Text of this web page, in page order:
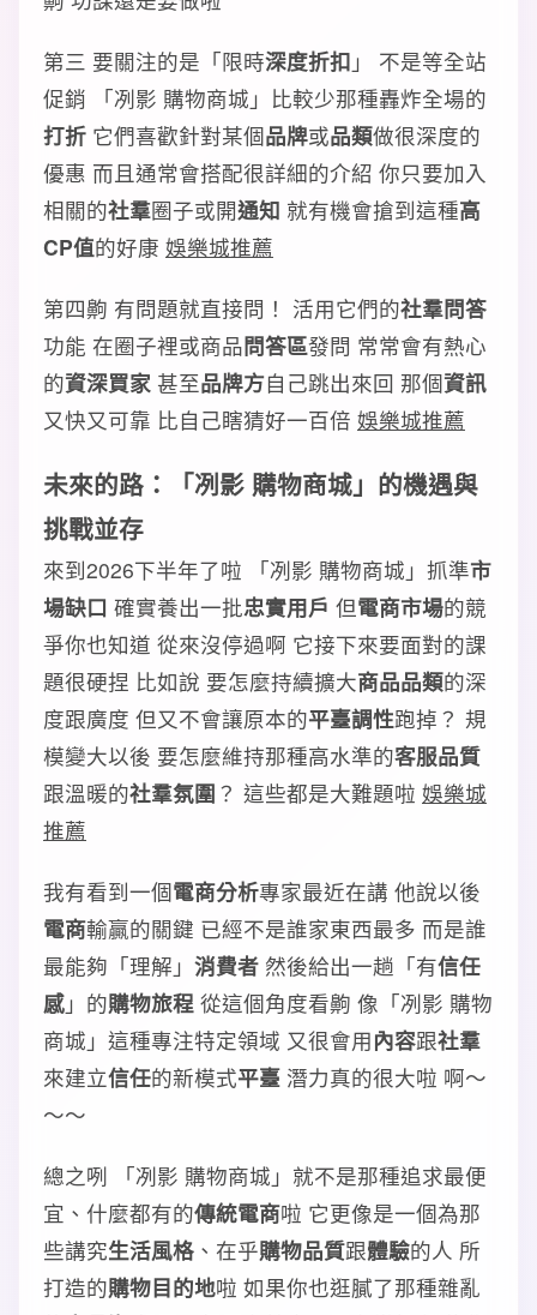
第三 要關注的是「限時深度折扣 」 不是等全站
促銷 「冽影 購物商城」比較少那種轟炸全場的
打折 它們喜歡針對某個品牌或品類做很深度的
優惠 而且通常會搭配很詳細的介紹 你只要加入
相關的社羣圈子或開通知 就有機會搶到這種高
CP值的好康 娛樂城推薦
第四齁 有問題就直接問！ 活用它們的社羣問答
功能 在圈子裡或商品問答區發問 常常會有熱心
的資深買家 甚至品牌方自己跳出來回 那個資訊
又快又可靠 比自己瞎猜好一百倍 娛樂城推薦
未來的路：「冽影 購物商城」的機遇與
挑戰並存
來到2026下半年了啦 「冽影 購物商城」抓準市
場缺口 確實養出一批忠實用戶 但電商市場的競
爭你也知道 從來沒停過啊 它接下來要面對的課
題很硬捏 比如說 要怎麼持續擴大商品品類的深
度跟廣度 但又不會讓原本的平臺調性跑掉？ 規
模變大以後 要怎麼維持那種高水準的客服品質
跟溫暖的社羣氛圍 ？ 這些都是大難題啦 娛樂城
推薦
我有看到一個電商分析專家最近在講 他說以後
電商輸贏的關鍵 已經不是誰家東西最多 而是誰
最能夠「理解」 消費者 然後給出一趟「有信任
感」的購物旅程 從這個角度看齁 像「冽影 購物
商城」這種專注特定領域 又很會用內容跟社羣
來建立信任的新模式平臺 潛力真的很大啦 啊～
～～
總之咧 「冽影 購物商城」就不是那種追求最便
宜、什麼都有的傳統電商啦 它更像是一個為那
些講究生活風格 、在乎購物品質跟體驗的人 所
打造的購物目的地啦 如果你也逛膩了那種雜亂